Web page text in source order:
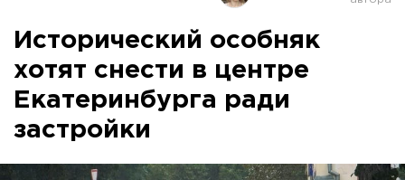
Исторический особняк
хотят снести в центре
Екатеринбурга ради
застройки